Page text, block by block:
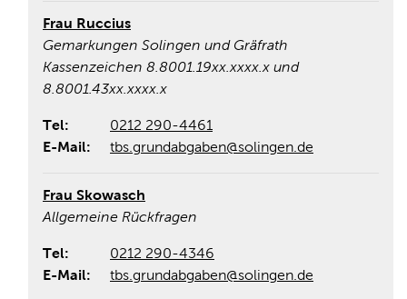
Frau Ruccius
Gemarkungen Solingen und Gräfrath
Kassenzeichen 8.8001.19xx.xxxx.x und
8.8001.43xx.xxxx.x
Tel:
0212 290-4461
E-Mail:
tbs.grundabgaben@solingen.de
Frau Skowasch
Allgemeine Rückfragen
Tel:
0212 290-4346
E-Mail:
tbs.grundabgaben@solingen.de